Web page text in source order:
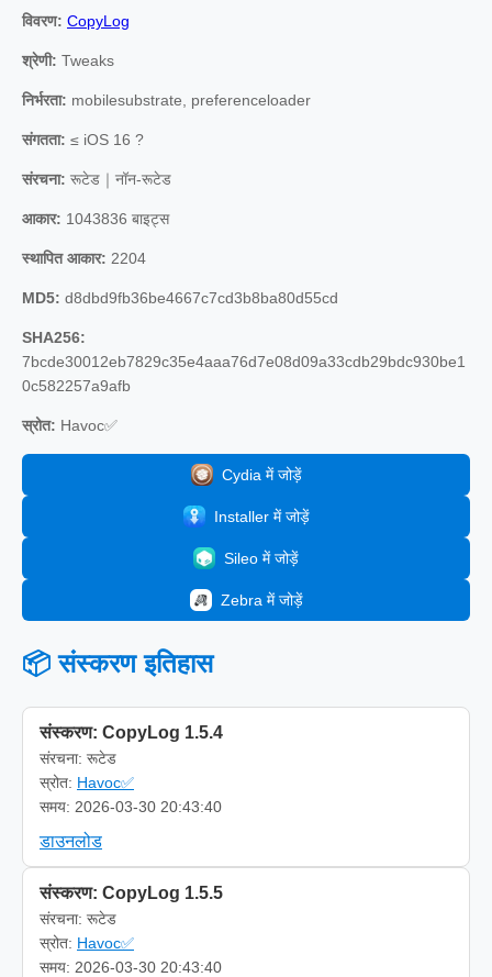
विवरण: CopyLog
श्रेणी: Tweaks
निर्भरता: mobilesubstrate, preferenceloader
संगतता: ≤ iOS 16 ?
संरचना: रूटेड｜नॉन-रूटेड
आकार: 1043836 बाइट्स
स्थापित आकार: 2204
MD5: d8dbd9fb36be4667c7cd3b8ba80d55cd
SHA256:
7bcde30012eb7829c35e4aaa76d7e08d09a33cdb29bdc930be1
0c582257a9afb
स्रोत: Havoc✅
Cydia में जोड़ें
Installer में जोड़ें
Sileo में जोड़ें
Zebra में जोड़ें
📦 संस्करण इतिहास
संस्करण: CopyLog 1.5.4
संरचना: रूटेड
स्रोत: Havoc✅
समय: 2026-03-30 20:43:40
डाउनलोड
संस्करण: CopyLog 1.5.5
संरचना: रूटेड
स्रोत: Havoc✅
समय: 2026-03-30 20:43:40